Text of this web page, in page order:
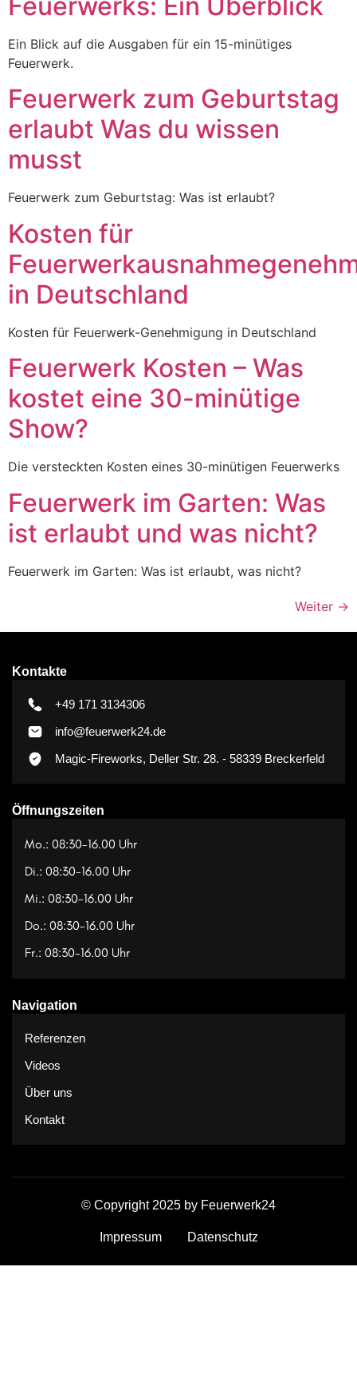
Ein Blick auf die Ausgaben für ein 15-minütiges
Feuerwerk.
Feuerwerk zum Geburtstag
erlaubt Was du wissen
musst
Feuerwerk zum Geburtstag: Was ist erlaubt?
Kosten für
in Deutschland
Kosten für Feuerwerk-Genehmigung in Deutschland
Feuerwerk Kosten – Was
kostet eine 30-minütige
Show?
Die versteckten Kosten eines 30-minütigen Feuerwerks
Feuerwerk im Garten: Was
ist erlaubt und was nicht?
Feuerwerk im Garten: Was ist erlaubt, was nicht?
Weiter →
Kontakte
+49 171 3134306
info@feuerwerk24.de
Magic-Fireworks, Deller Str. 28. - 58339 Breckerfeld
Öffnungszeiten
Mo.: 08:30-16.00 Uhr
Di.: 08:30-16.00 Uhr
Mi.: 08:30-16.00 Uhr
Do.: 08:30-16.00 Uhr
Fr.: 08:30-16.00 Uhr
Navigation
Referenzen
Videos
Über uns
Kontakt
© Copyright 2025 by Feuerwerk24
Impressum Datenschutz